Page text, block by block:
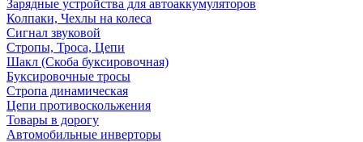
Зарядные устройства для автоаккумуляторов
Колпаки, Чехлы на колеса
Сигнал звуковой
Стропы, Троса, Цепи
Шакл (Скоба буксировочная)
Буксировочные тросы
Стропа динамическая
Цепи противоскольжения
Товары в дорогу
Автомобильные инверторы